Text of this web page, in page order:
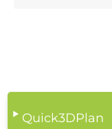
Quick3DPlan